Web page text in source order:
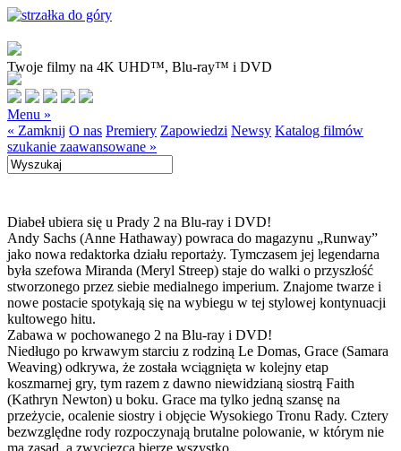
Twoje filmy na 4K UHD™, Blu-ray™ i DVD
Menu »
« Zamknij O nas Premiery Zapowiedzi Newsy Katalog filmów
szukanie zaawansowane »
Diabeł ubiera się u Prady 2 na Blu-ray i DVD!
Andy Sachs (Anne Hathaway) powraca do magazynu „Runway”
jako nowa redaktorka działu reportaży. Tymczasem jej legendarna
była szefowa Miranda (Meryl Streep) staje do walki o przyszłość
stworzonego przez siebie medialnego imperium. Znajome twarze i
nowe postacie spotykają się na wybiegu w tej stylowej kontynuacji
kultowego hitu.
Zabawa w pochowanego 2 na Blu-ray i DVD!
Niedługo po krwawym starciu z rodziną Le Domas, Grace (Samara
Weaving) odkrywa, że została wciągnięta w kolejny etap
koszmarnej gry, tym razem z dawno niewidzianą siostrą Faith
(Kathryn Newton) u boku. Grace ma tylko jedną szansę na
przeżycie, ocalenie siostry i objęcie Wysokiego Tronu Rady. Cztery
bezwzględne rody rozpoczynają brutalne polowanie, w którym nie
ma zasad, a zwycięzca bierze wszystko.